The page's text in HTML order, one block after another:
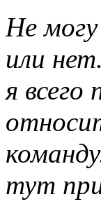
Не
или
я всего
тут